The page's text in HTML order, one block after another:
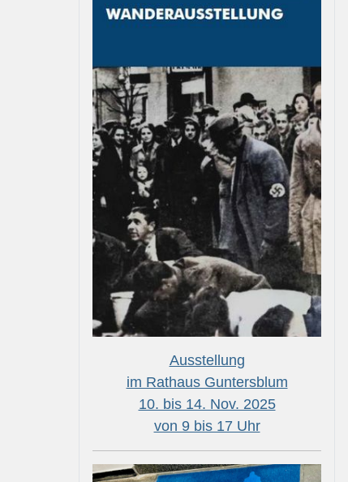
Ausstellung
im Rathaus Guntersblum
10. bis 14. Nov. 2025
von 9 bis 17 Uhr